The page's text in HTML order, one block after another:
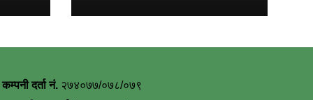
कम्पनी दर्ता नं. २७४०७७/०७८/०७९